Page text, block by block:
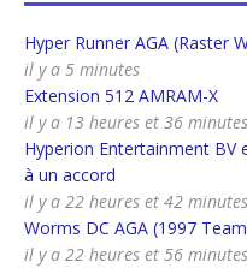
Hyper Runner AGA (Raster
il y a 5 minutes
Extension 512 AMRAM-X
il y a 13 heures et 36 minutes
Hyperion Entertainment
à un accord
il y a 22 heures et 42 minutes
Worms DC AGA (1997
il y a 22 heures et 56 minutes